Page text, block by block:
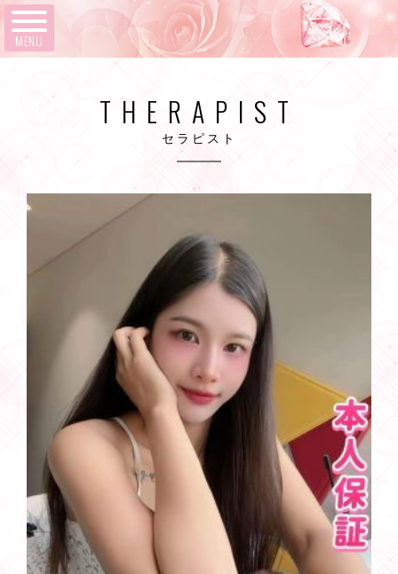
MENU
セラピスト
THERAPIST